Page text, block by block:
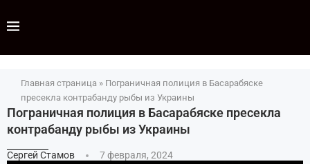
Главная страница » Пограничная полиция в Басарабяске
пресекла контрабанду рыбы из Украины
Пограничная полиция в Басарабяске пресекла
контрабанду рыбы из Украины
Сергей Стамов 7 февраля, 2024